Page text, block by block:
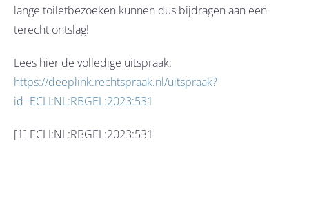
lange toiletbezoeken kunnen dus bijdragen aan een
terecht ontslag!
Lees hier de volledige uitspraak:
https://deeplink.rechtspraak.nl/uitspraak?
id=ECLI:NL:RBGEL:2023:531
[1] ECLI:NL:RBGEL:2023:531